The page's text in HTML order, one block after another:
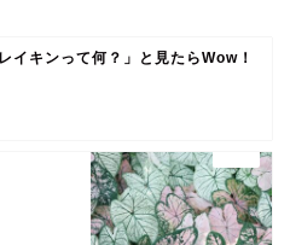
レイキンって何？」と見たらWow！